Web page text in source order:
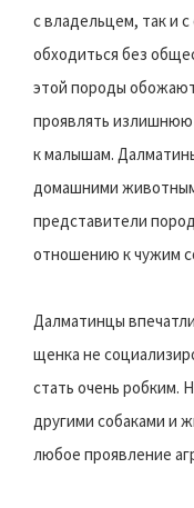
с владельцем, так и
обходиться без
этой породы
проявлять
к малышам.
домашними
представители
отношению к чужим
Далматинцы
щенка не
стать очень робким.
другими собаками и
любое проявление